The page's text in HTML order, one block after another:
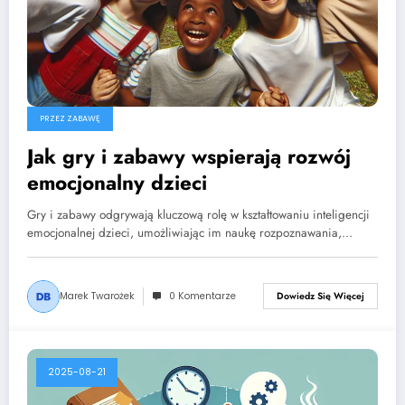
PRZEZ ZABAWĘ
Jak gry i zabawy wspierają rozwój
emocjonalny dzieci
Gry i zabawy odgrywają kluczową rolę w kształtowaniu inteligencji
emocjonalnej dzieci, umożliwiając im naukę rozpoznawania,…
Marek Twarożek 0 Komentarze Dowiedz Się Więcej
2025-08-21